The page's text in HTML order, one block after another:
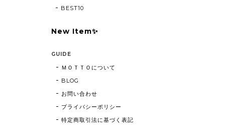
BEST10
New Item✨
GUIDE
ＭＯＴＴＯについて
BLOG
お問い合わせ
プライバシーポリシー
特定商取引法に基づく表記